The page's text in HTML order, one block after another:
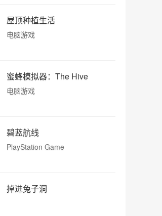
屋顶种植生活
电脑游戏
蜜蜂模拟器：The Hive
电脑游戏
碧蓝航线
PlayStation Game
掉进兔子洞